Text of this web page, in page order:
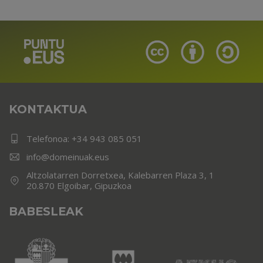
KONTAKTUA
Telefonoa: +34 943 085 051
info@domeinuak.eus
Altzolatarren Dorretxea, Kalebarren Plaza 3, 1
20.870 Elgoibar, Gipuzkoa
BABESLEAK